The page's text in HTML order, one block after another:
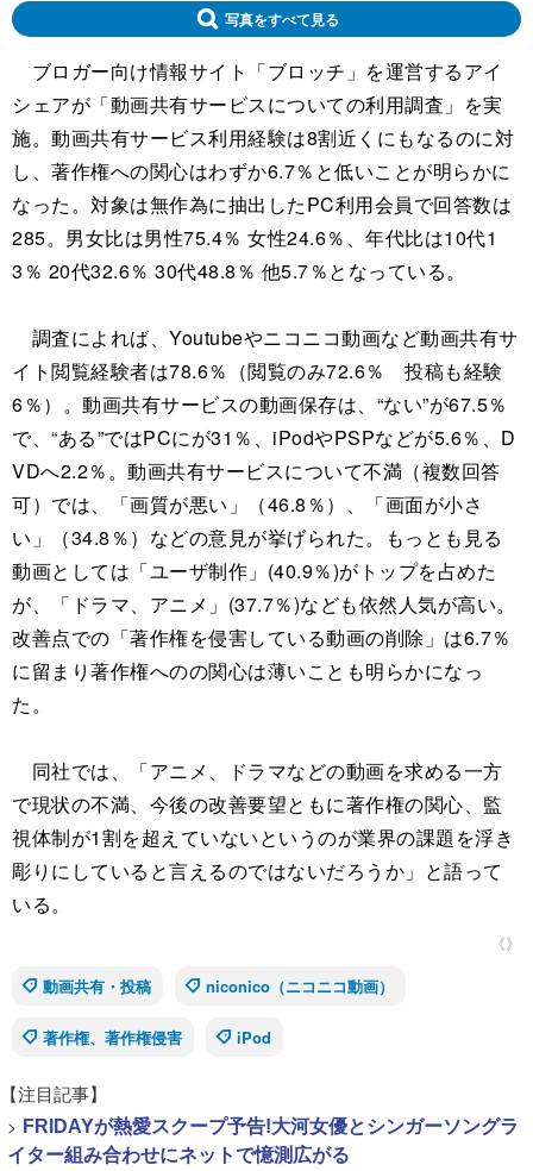
写真をすべて見る
ブロガー向け情報サイト「ブロッチ」を運営するアイ
シェアが「動画共有サービスについての利用調査」を実
施。動画共有サービス利用経験は8割近くにもなるのに対
し、著作権への関心はわずか6.7％と低いことが明らかに
なった。対象は無作為に抽出したPC利用会員で回答数は
285。男女比は男性75.4％ 女性24.6％、年代比は10代1
3％ 20代32.6％ 30代48.8％ 他5.7％となっている。
調査によれば、Youtubeやニコニコ動画など動画共有サ
イト閲覧経験者は78.6％（閲覧のみ72.6％ 投稿も経験
6％）。動画共有サービスの動画保存は、“ない”が67.5％
で、“ある”ではPCにが31％、iPodやPSPなどが5.6％、D
VDへ2.2％。動画共有サービスについて不満（複数回答
可）では、「画質が悪い」（46.8％）、「画面が小さ
い」（34.8％）などの意見が挙げられた。もっとも見る
動画としては「ユーザ制作」(40.9％)がトップを占めた
が、「ドラマ、アニメ」(37.7％)なども依然人気が高い。
改善点での「著作権を侵害している動画の削除」は6.7％
に留まり著作権へのの関心は薄いことも明らかになっ
た。
同社では、「アニメ、ドラマなどの動画を求める一方
で現状の不満、今後の改善要望ともに著作権の関心、監
視体制が1割を超えていないというのが業界の課題を浮き
彫りにしていると言えるのではないだろうか」と語って
いる。
《》
動画共有・投稿
niconico（ニコニコ動画）
著作権、著作権侵害 iPod
【注目記事】
> FRIDAYが熱愛スクープ予告!大河女優とシンガーソングラ
イター組み合わせにネットで憶測広がる